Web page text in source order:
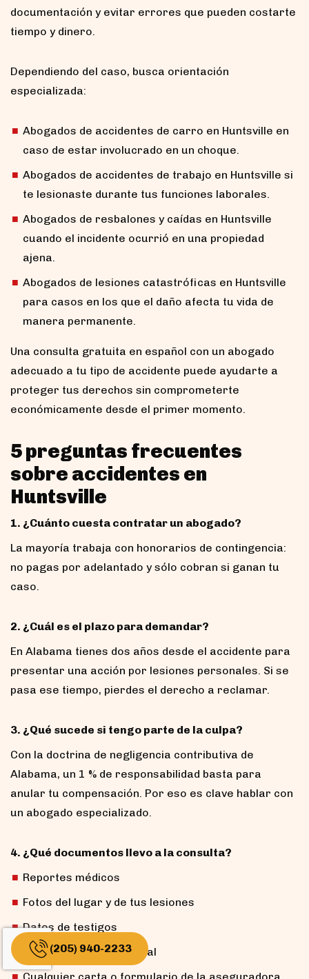
(205) 940-2233
documentación y evitar errores que pueden costarte
tiempo y dinero.
Dependiendo del caso, busca orientación
especializada:
Abogados de accidentes de carro en Huntsville en
caso de estar involucrado en un choque.
Abogados de accidentes de trabajo en Huntsville si
te lesionaste durante tus funciones laborales.
Abogados de resbalones y caídas en Huntsville
cuando el incidente ocurrió en una propiedad
ajena.
Abogados de lesiones catastróficas en Huntsville
para casos en los que el daño afecta tu vida de
manera permanente.
Una consulta gratuita en español con un abogado
adecuado a tu tipo de accidente puede ayudarte a
proteger tus derechos sin comprometerte
económicamente desde el primer momento.
5 preguntas frecuentes
sobre accidentes en
Huntsville
1. ¿Cuánto cuesta contratar un abogado?
La mayoría trabaja con honorarios de contingencia:
no pagas por adelantado y sólo cobran si ganan tu
caso.
2. ¿Cuál es el plazo para demandar?
En Alabama tienes dos años desde el accidente para
presentar una acción por lesiones personales. Si se
pasa ese tiempo, pierdes el derecho a reclamar.
3. ¿Qué sucede si tengo parte de la culpa?
Con la doctrina de negligencia contributiva de
Alabama, un 1 % de responsabilidad basta para
anular tu compensación. Por eso es clave hablar con
un abogado especializado.
4. ¿Qué documentos llevo a la consulta?
Reportes médicos
Fotos del lugar y de tus lesiones
Datos de testigos
Copia del informe policial
Cualquier carta o formulario de la aseguradora